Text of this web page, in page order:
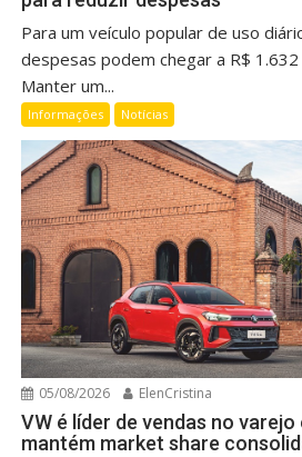
Para um veículo popular de uso
despesas podem chegar a R$ 1.632
Manter um...
Informações Notícias
05/08/2026 ElenCristina
VW é líder de vendas no varejo
mantém market share